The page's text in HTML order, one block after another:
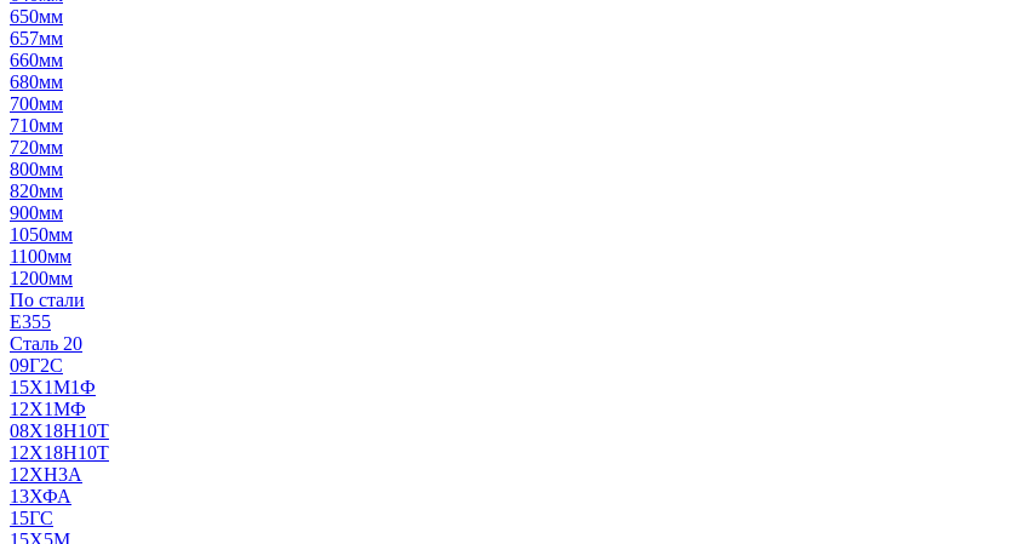
650мм
657мм
660мм
680мм
700мм
710мм
720мм
800мм
820мм
900мм
1050мм
1100мм
1200мм
По стали
E355
Сталь 20
09Г2С
15Х1М1Ф
12Х1МФ
08Х18Н10Т
12Х18Н10Т
12ХН3А
13ХФА
15ГС
15Х5М